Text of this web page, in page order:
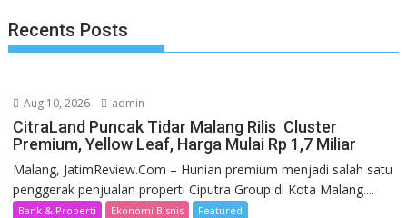
Recents Posts
Aug 10, 2026 admin
CitraLand Puncak Tidar Malang Rilis Cluster
Premium, Yellow Leaf, Harga Mulai Rp 1,7 Miliar
Malang, JatimReview.Com – Hunian premium menjadi salah satu
penggerak penjualan properti Ciputra Group di Kota Malang....
Bank & Properti Ekonomi Bisnis Featured